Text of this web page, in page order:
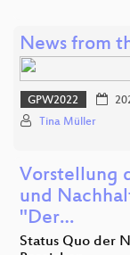
News from
GPW2022
Tina Müller
Vorstellung
und
"Der…
Status Quo der